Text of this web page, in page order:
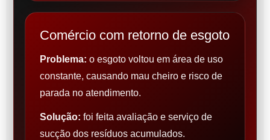
Comércio com retorno de esgoto
Problema: o esgoto voltou em área de uso
constante, causando mau cheiro e risco de
parada no atendimento.
Solução: foi feita avaliação e serviço de
sucção dos resíduos acumulados.